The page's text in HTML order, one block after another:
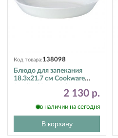
Код товара:138098
Блюдо для запекания
18.3х21.7 см Cookware
2 130 р.
в наличии на сегодня
В корзину